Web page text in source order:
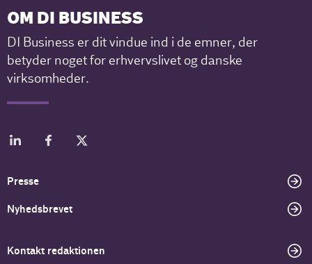
OM DI BUSINESS
DI Business er dit vindue ind i de emner, der
betyder noget for erhvervslivet og danske
virksomheder.
Presse
Nyhedsbrevet
Kontakt redaktionen